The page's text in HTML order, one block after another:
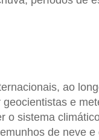
ao
e
o sistema
de neve